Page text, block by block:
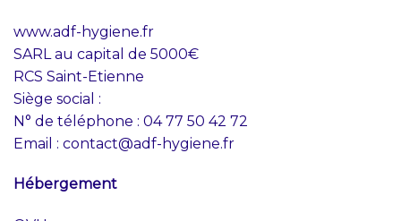
www.adf-hygiene.fr
SARL au capital de 5000€
RCS Saint-Etienne
Siège social :
N° de téléphone : 04 77 50 42 72
Email : contact@adf-hygiene.fr
Hébergement